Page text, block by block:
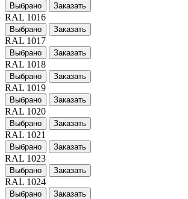
Выбрано Заказать
RAL 1016
Выбрано Заказать
RAL 1017
Выбрано Заказать
RAL 1018
Выбрано Заказать
RAL 1019
Выбрано Заказать
RAL 1020
Выбрано Заказать
RAL 1021
Выбрано Заказать
RAL 1023
Выбрано Заказать
RAL 1024
Выбрано Заказать